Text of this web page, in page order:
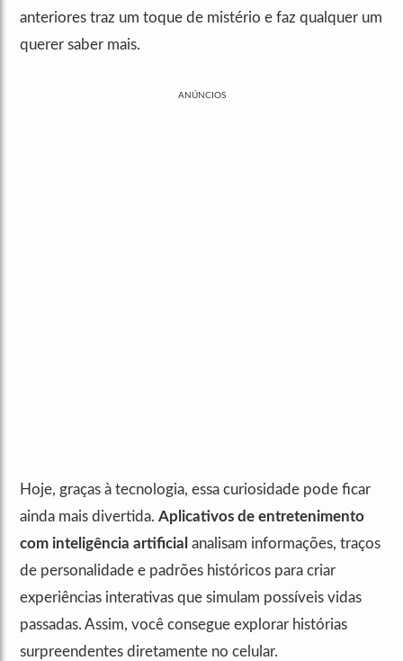
anteriores traz um toque de mistério e faz qualquer um
querer saber mais.
ANÚNCIOS
Hoje, graças à tecnologia, essa curiosidade pode ficar
ainda mais divertida. Aplicativos de entretenimento
com inteligência artificial analisam informações, traços
de personalidade e padrões históricos para criar
experiências interativas que simulam possíveis vidas
passadas. Assim, você consegue explorar histórias
surpreendentes diretamente no celular.